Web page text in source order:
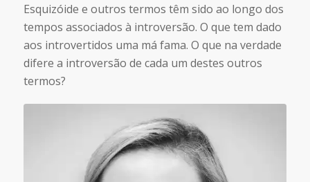
Esquizóide e outros termos têm sido ao longo dos
tempos associados à introversão. O que tem dado
aos introvertidos uma má fama. O que na verdade
difere a introversão de cada um destes outros
termos?